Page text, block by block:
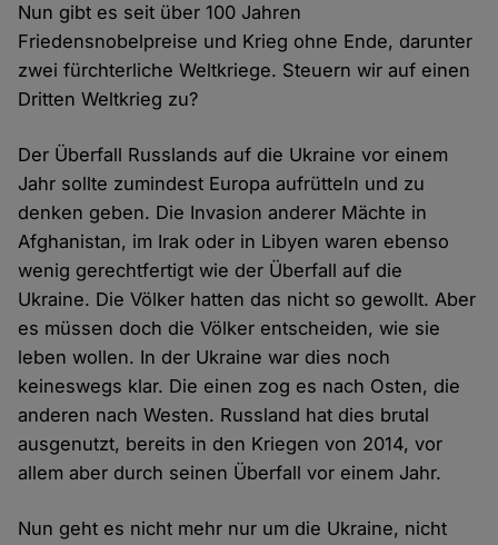
Nun gibt es seit über 100 Jahren
Friedensnobelpreise und Krieg ohne Ende, darunter
zwei fürchterliche Weltkriege. Steuern wir auf einen
Dritten Weltkrieg zu?
Der Überfall Russlands auf die Ukraine vor einem
Jahr sollte zumindest Europa aufrütteln und zu
denken geben. Die Invasion anderer Mächte in
Afghanistan, im Irak oder in Libyen waren ebenso
wenig gerechtfertigt wie der Überfall auf die
Ukraine. Die Völker hatten das nicht so gewollt. Aber
es müssen doch die Völker entscheiden, wie sie
leben wollen. In der Ukraine war dies noch
keineswegs klar. Die einen zog es nach Osten, die
anderen nach Westen. Russland hat dies brutal
ausgenutzt, bereits in den Kriegen von 2014, vor
allem aber durch seinen Überfall vor einem Jahr.
Nun geht es nicht mehr nur um die Ukraine, nicht